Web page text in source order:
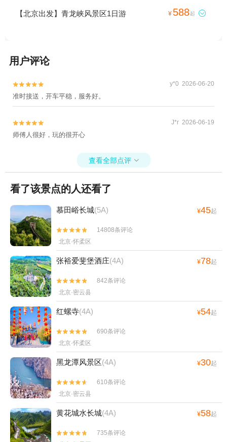
【北京出发】青龙峡风景区1日游 ¥ 588起 
用户评论

 y*0 2026-06-20
准时接送，开车平稳，服务好。

 J*r 2026-06-19
师傅人很好，玩的很开心
查看全部点评 
看了该景点的人还看了
慕田峪长城(5A) ¥45起


14808条评论
北京·怀柔区
张裕爱斐堡酒庄(4A) ¥78起


842条评论
北京·密云县
红螺寺(4A) ¥54起


690条评论
北京·怀柔区
黑龙潭风景区(4A) ¥30起


610条评论
北京·密云县
黄花城水长城(4A) ¥58起


735条评论